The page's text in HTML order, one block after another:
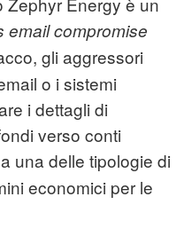
email compromise
gli aggressori
o i sistemi
i dettagli di
verso conti
una delle tipologie di
economici per le